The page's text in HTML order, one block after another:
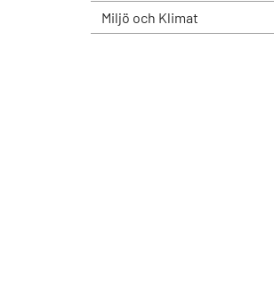
Miljö och Klimat